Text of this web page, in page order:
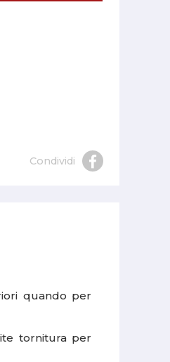
Condividi
quando per
tornitura per